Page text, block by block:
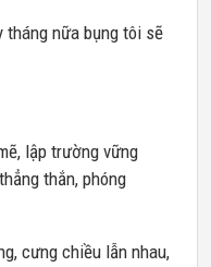
tháng nữa bụng tôi sẽ
lập trường vững
thắn, phóng
cưng chiều lẫn nhau,